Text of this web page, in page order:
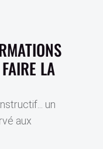
LA
un
aux